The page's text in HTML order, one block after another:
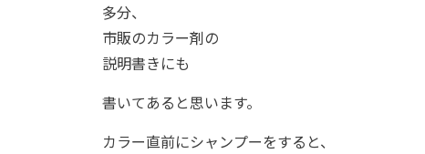
多分、
市販のカラー剤の
説明書きにも
書いてあると思います。
カラー直前にシャンプーをすると、